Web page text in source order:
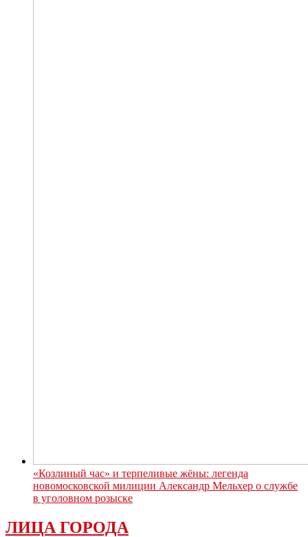
«Козлиный час» и терпеливые жёны: легенда
новомосковской милиции Александр Мельхер о службе
в уголовном розыске
ЛИЦА ГОРОДА